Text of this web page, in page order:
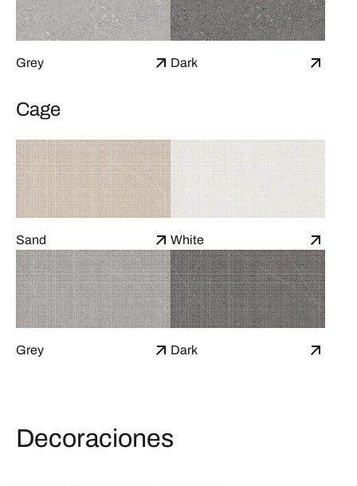
Grey Dark
Cage
Sand White
Grey Dark
Decoraciones